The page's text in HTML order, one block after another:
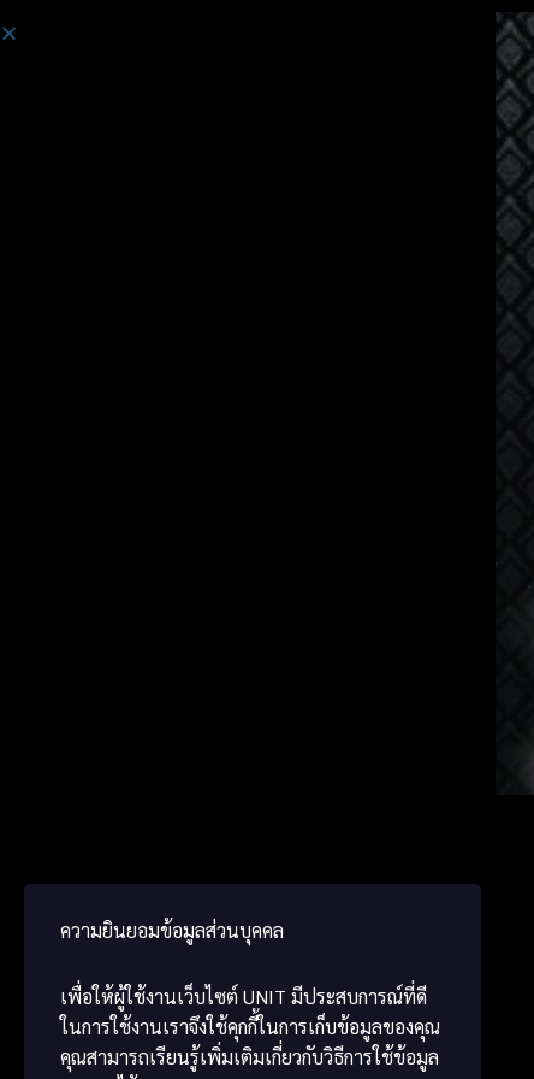
Курсы тайского языка для говорящих по-немецки
ความยินยอมข้อมูลส่วนบุคคล
เพื่อให้ผู้ใช้งานเว็บไซต์ UNIT มีประสบการณ์ที่ดี
ในการใช้งานเราจึงใช้คุกกี้ในการเก็บข้อมูลของคุณ
คุณสามารถเรียนรู้เพิ่มเติมเกี่ยวกับวิธีการใช้ข้อมูล
Russian